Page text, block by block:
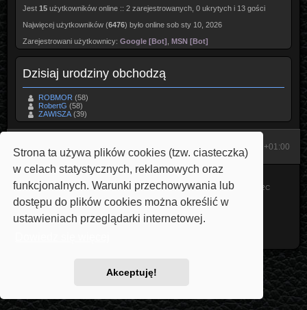
Strona ta używa plików cookies (tzw. ciasteczka)
w celach statystycznych, reklamowych oraz
funkcjonalnych. Warunki przechowywania lub
dostępu do plików cookies można określić w
ustawieniach przeglądarki internetowej.
Akceptuję!
Jest 15użytkowników online :: 2 zarejestrowanych, 0 ukrytych i 13 gości
Najwięcej użytkowników (6476) było online sob sty 10, 2026
Zarejestrowani użytkownicy: Google [Bot] MSN [Bot]
Dzisiaj urodziny obchodzą
ROBMOR (58)
RobertG (58)
ZAWISZA (39)
Strona domowa Strefa czasowa UTC+01:00
Technologię dostarcza phpBB
® Forum Software © phpBB Limited
Style: Carbon by Joyce&LunaphpBB-Style-DesignModified by Przemo
V22C
Polski pakiet językowy dostarcza
phpBB SiteMaker
Zasady ochrony danych osobowych
|Regulamin